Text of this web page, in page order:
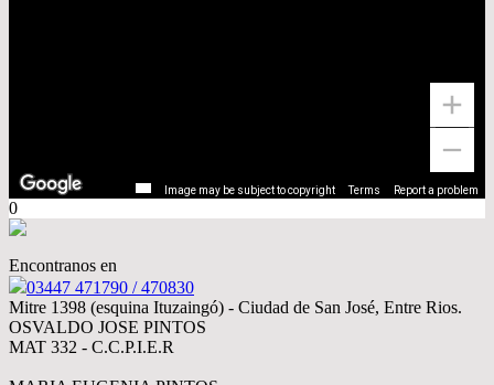
Image may be subject to copyright Terms Report a problem
0
Encontranos en
03447 471790 / 470830
Mitre 1398 (esquina Ituzaingó) - Ciudad de San José, Entre Rios.
OSVALDO JOSE PINTOS
MAT 332 - C.C.P.I.E.R